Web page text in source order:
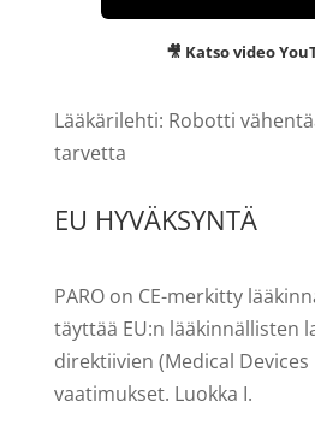
🎥 Katso video
Lääkärilehti: Robotti
tarvetta
EU HYVÄKSYNTÄ
PARO on CE-merkitty
täyttää EU:n lääkinnällisten
direktiivien (Medical Devices
vaatimukset. Luokka I.